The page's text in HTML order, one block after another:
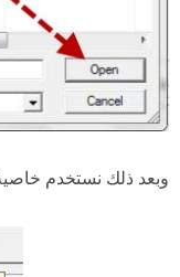
وبعد ذلك نستخدم خاصية